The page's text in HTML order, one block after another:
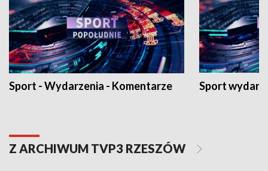
Sport - Wydarzenia - Komentarze Sport
Z ARCHIWUM TVP3 RZESZÓW